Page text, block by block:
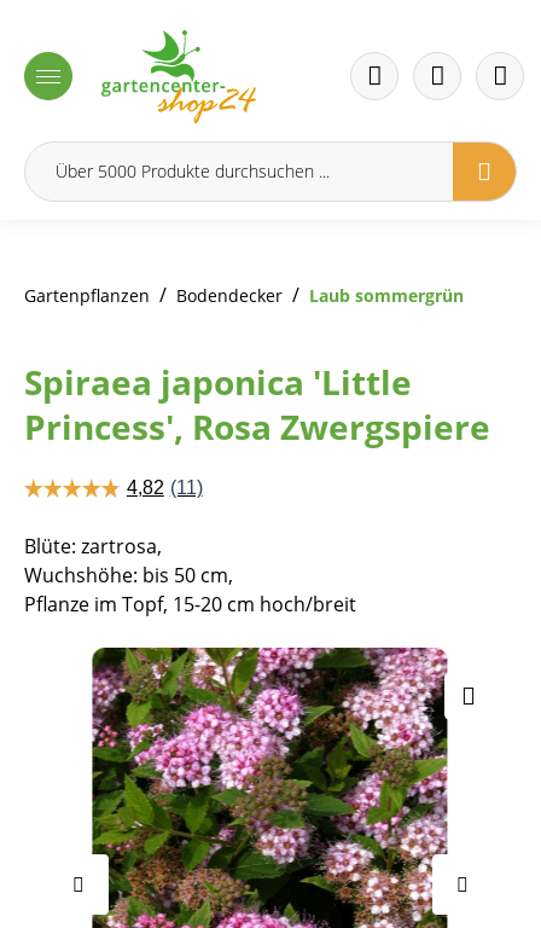
Gartenpflanzen / Bodendecker / Laub sommergrün
Spiraea japonica 'Little
Princess', Rosa Zwergspiere
Blüte: zartrosa,
Wuchshöhe: bis 50 cm,
Pflanze im Topf, 15-20 cm hoch/breit